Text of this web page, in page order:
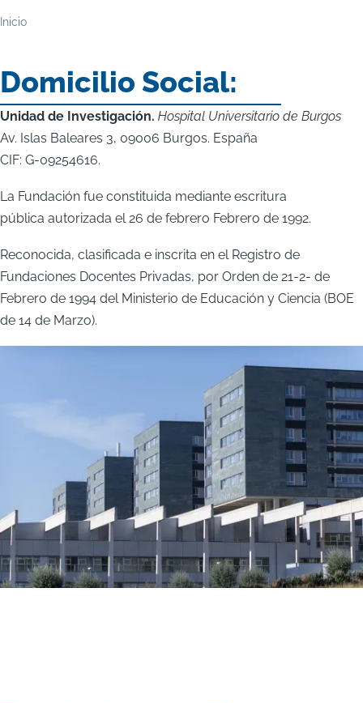
Ruta
navegación
Inicio
Domicilio Social:
Unidad de Investigación. Hospital Universitario de Burgos
Av. Islas Baleares 3, 09006 Burgos. España
CIF: G-09254616.
La Fundación fue constituida mediante escritura
pública autorizada el 26 de febrero Febrero de 1992.
Reconocida, clasificada e inscrita en el Registro de
Fundaciones Docentes Privadas, por Orden de 21-2- de
Febrero de 1994 del Ministerio de Educación y Ciencia (BOE
de 14 de Marzo).